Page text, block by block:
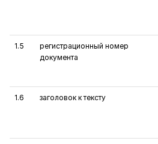
1.5
регистрационный номер
документа
1.6 заголовок к тексту